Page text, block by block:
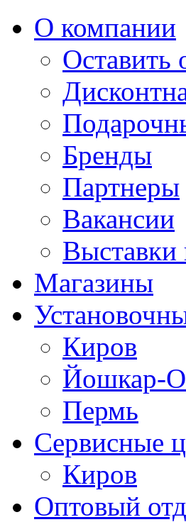
О компании
Оставить
Бренды
Партнеры
Вакансии
Выставки
Магазины
Киров
Йошкар-
Пермь
Сервисные
Киров
Оптовый